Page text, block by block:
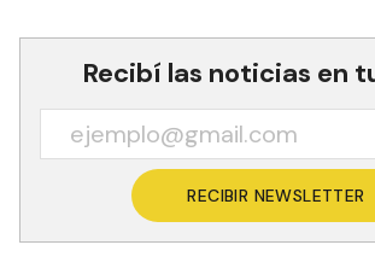
Recibí las noticias en
RECIBIR NEWSLETTER